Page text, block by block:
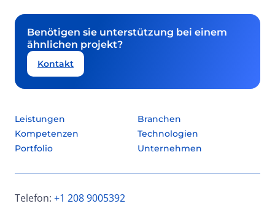
Benötigen sie unterstützung bei einem
ähnlichen projekt?
Kontakt
Leistungen
Branchen
Kompetenzen
Technologien
Portfolio
Unternehmen
Telefon: +1 208 9005392